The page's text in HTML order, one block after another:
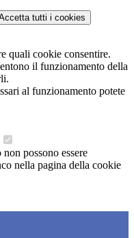
tutti i cookies
quali cookie consentire.
il funzionamento della
al funzionamento potete
possono essere
nella pagina della cookie